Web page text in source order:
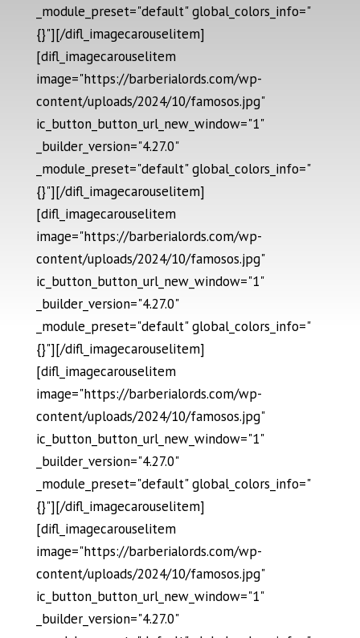
_module_preset="default" global_colors_info="
{}"][/difl_imagecarouselitem]
[difl_imagecarouselitem
image="https://barberialords.com/wp-
content/uploads/2024/10/famosos.jpg"
ic_button_button_url_new_window="1"
_builder_version="4.27.0"
_module_preset="default" global_colors_info="
{}"][/difl_imagecarouselitem]
[difl_imagecarouselitem
image="https://barberialords.com/wp-
content/uploads/2024/10/famosos.jpg"
ic_button_button_url_new_window="1"
_builder_version="4.27.0"
_module_preset="default" global_colors_info="
{}"][/difl_imagecarouselitem]
[difl_imagecarouselitem
image="https://barberialords.com/wp-
content/uploads/2024/10/famosos.jpg"
ic_button_button_url_new_window="1"
_builder_version="4.27.0"
_module_preset="default" global_colors_info="
{}"][/difl_imagecarouselitem]
[difl_imagecarouselitem
image="https://barberialords.com/wp-
content/uploads/2024/10/famosos.jpg"
ic_button_button_url_new_window="1"
_builder_version="4.27.0"